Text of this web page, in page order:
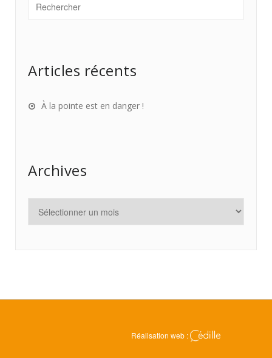
Articles récents
À la pointe est en danger !
Archives
Réalisation web :